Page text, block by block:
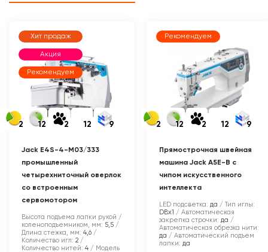
Хит продаж
Акция
Рекомендуем
2 12 2 12 9
Jack E4S-4-M03/333
промышленный
четырехниточный оверлок
со встроенным
сервомотором
Высота подъема лапки рукой /
коленоподъемником, мм: 5,5
Длина стежка, мм: 4,6
Количество игл: 2
Количество нитей: 4
Модель
Рекомендуем
2 12 2 12 9
Прямострочная швейная
машина Jack A5E-B с
чипом искусственного
интеллекта
LED подсветка: да
Тип иглы:
DBx1
Автоматическая
закрепка строчки: да
Автоматическая обрезка нити:
да
Автоматический подъем
лапки: да